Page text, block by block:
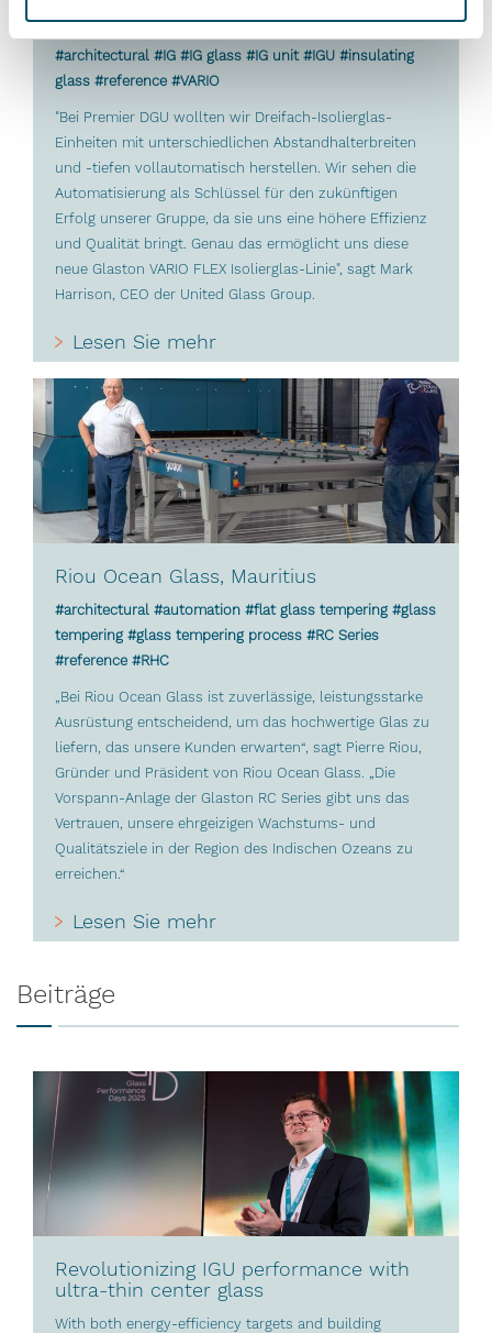
Premier DGU, Großbritannien
#architectural #IG #IG glass #IG unit #IGU #insulating
glass #reference #VARIO
"Bei Premier DGU wollten wir Dreifach-Isolierglas-
Einheiten mit unterschiedlichen Abstandhalterbreiten
und -tiefen vollautomatisch herstellen. Wir sehen die
Automatisierung als Schlüssel für den zukünftigen
Erfolg unserer Gruppe, da sie uns eine höhere Effizienz
und Qualität bringt. Genau das ermöglicht uns diese
neue Glaston VARIO FLEX Isolierglas-Linie", sagt Mark
Harrison, CEO der United Glass Group.
Lesen Sie mehr
Riou Ocean Glass, Mauritius
#architectural #automation #flat glass tempering #glass
tempering #glass tempering process #RC Series
#reference #RHC
„Bei Riou Ocean Glass ist zuverlässige, leistungsstarke
Ausrüstung entscheidend, um das hochwertige Glas zu
liefern, das unsere Kunden erwarten“, sagt Pierre Riou,
Gründer und Präsident von Riou Ocean Glass. „Die
Vorspann-Anlage der Glaston RC Series gibt uns das
Vertrauen, unsere ehrgeizigen Wachstums- und
Qualitätsziele in der Region des Indischen Ozeans zu
erreichen.“
Lesen Sie mehr
Beiträge
Revolutionizing IGU performance with
ultra-thin center glass
With both energy-efficiency targets and building